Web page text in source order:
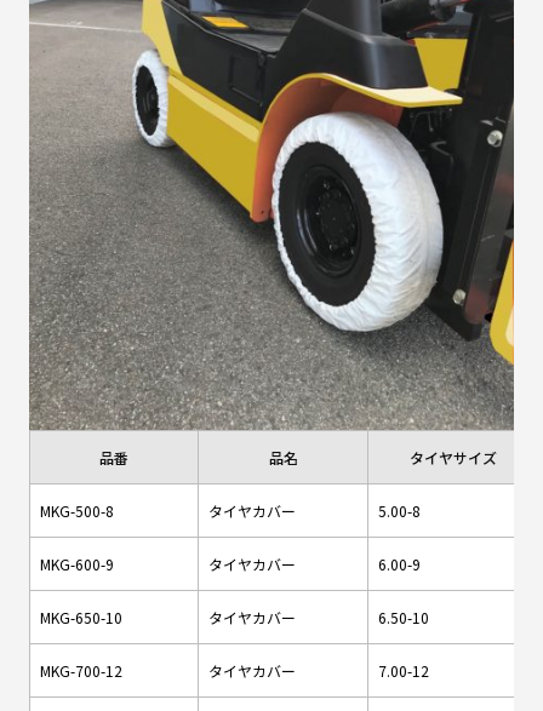
品番 品名 タイヤサイズ
MKG-500-8 タイヤカバー 5.00-8
MKG-600-9 タイヤカバー 6.00-9
MKG-650-10 タイヤカバー 6.50-10
MKG-700-12 タイヤカバー 7.00-12